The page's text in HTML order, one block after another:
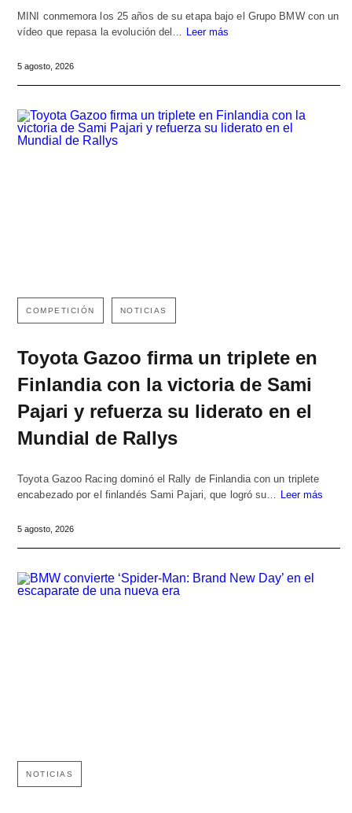
MINI conmemora los 25 años de su etapa bajo el Grupo BMW con un
vídeo que repasa la evolución del… Leer más
5 agosto, 2026
COMPETICIÓN NOTICIAS
Toyota Gazoo firma un triplete en
Finlandia con la victoria de Sami
Pajari y refuerza su liderato en el
Mundial de Rallys
Toyota Gazoo Racing dominó el Rally de Finlandia con un triplete
encabezado por el finlandés Sami Pajari, que logró su… Leer más
5 agosto, 2026
NOTICIAS